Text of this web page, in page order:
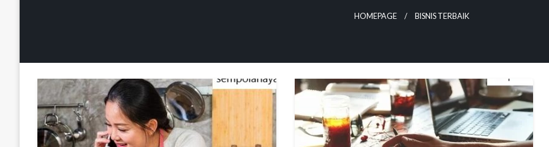
HOMEPAGE BISNIS TERBAIK